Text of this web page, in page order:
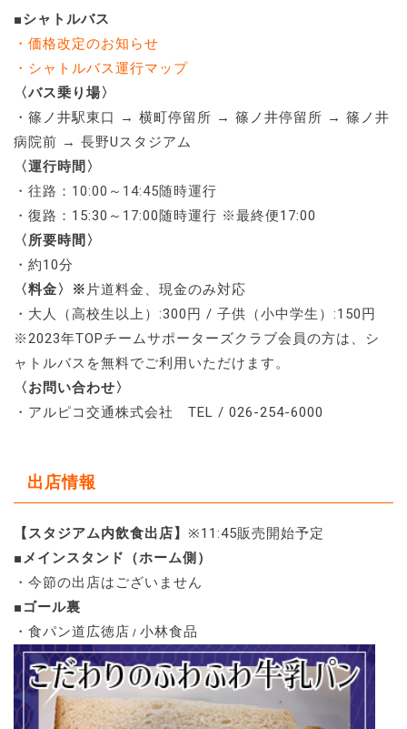
■シャトルバス
・価格改定のお知らせ
・シャトルバス運行マップ
〈バス乗り場〉
・篠ノ井駅東口 → 横町停留所 → 篠ノ井停留所 → 篠ノ井
病院前 → 長野Uスタジアム
〈運行時間〉
・往路：10:00～14:45随時運行
・ 復路：15:30～17:00随時運行 ※最終便17:00
〈所要時間〉
・約10分
〈料金〉※ 片道料金、現金のみ対応
・大人（高校生以上）:300円 / 子供（小中学生）:150円
※2023年TOPチームサポーターズクラブ会員の方は、シ
ャトルバスを無料でご利用いただけます。
〈お問い合わせ〉
・アルピコ交通株式会社 TEL / 026-254-6000
出店情報
【スタジアム内飲食出店】 ※11:45販売開始予定
■メインスタンド（ホーム側）
・今節の出店はございません
■ゴール裏
・食パン道広徳店 / 小林食品